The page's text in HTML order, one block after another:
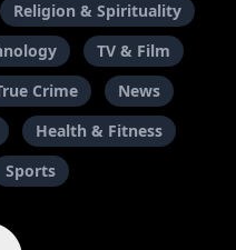
Religion & Spirituality
TV & Film
Crime
News
Health & Fitness
Sports